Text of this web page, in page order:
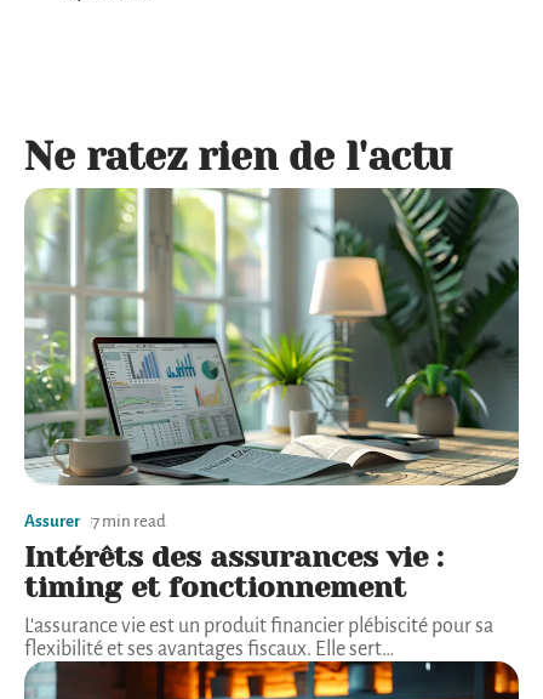
Ne ratez rien de l'actu
Assurer 7 min read
Intérêts des assurances vie :
timing et fonctionnement
L'assurance vie est un produit financier plébiscité pour sa
flexibilité et ses avantages fiscaux. Elle sert…